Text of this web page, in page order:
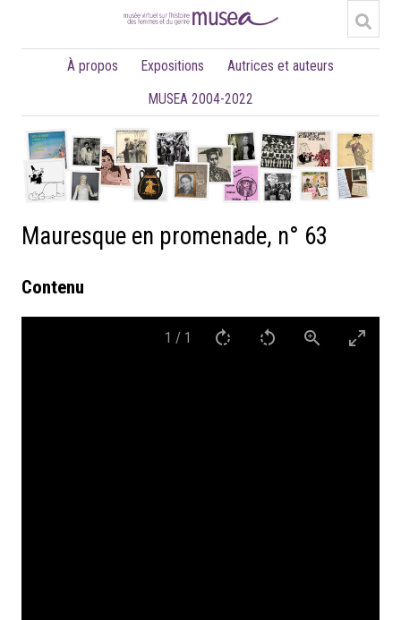
À propos Expositions
Autrices et auteurs
MUSEA 2004-2022
Mauresque en promenade, n° 63
Contenu
1 / 1